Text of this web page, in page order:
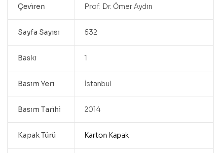
Çeviren Prof. Dr. Ömer Aydın
Sayfa Sayısı 632
Baskı 1
Basım Yeri İstanbul
Basım Tarihi 2014
Kapak Türü Karton Kapak